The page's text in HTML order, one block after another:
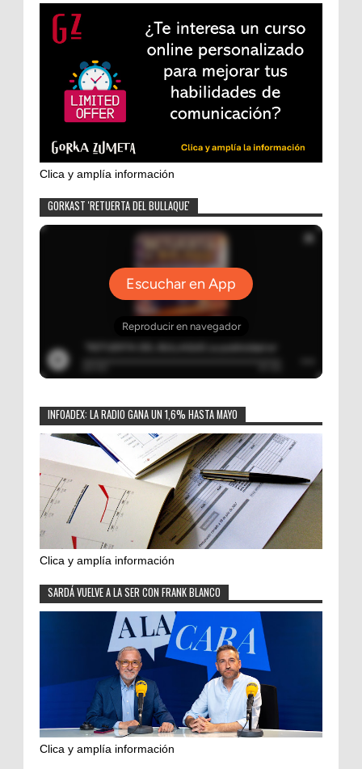
Clica y amplía información
GORKAST 'RETUERTA DEL BULLAQUE'
INFOADEX: LA RADIO GANA UN 1,6% HASTA MAYO
Clica y amplía información
SARDÁ VUELVE A LA SER CON FRANK BLANCO
Clica y amplía información